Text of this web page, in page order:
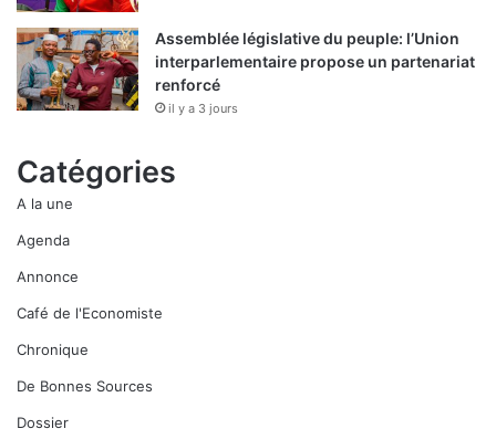
Assemblée législative du peuple: l’Union
interparlementaire propose un partenariat
renforcé
il y a 3 jours
Catégories
A la une
Agenda
Annonce
Café de l'Economiste
Chronique
De Bonnes Sources
Dossier